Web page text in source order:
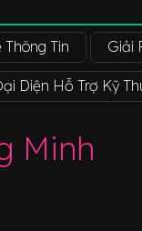
Tin Giải
Diện Hỗ Trợ Kỹ
Minh